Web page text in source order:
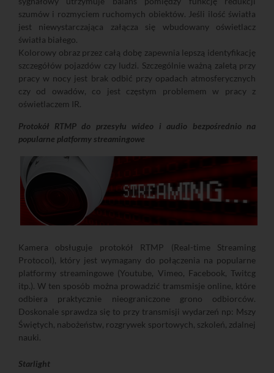
szumów i rozmyciem ruchomych obiektów. Jeśli ilość światła
jest niewystarczająca załącza się wbudowany oświetlacz
światła białego.
Kolorowy obraz przez całą dobę zapewnia lepszą identyfikację
szczegółów pojazdów czy ludzi. Szczególnie ważną zaletą przy
pracy w nocy jest brak odbić przy opadach atmosferycznych
czy od owadów, co jest częstym problemem w pracy z
oświetlaczem IR.
Protokół RTMP do przesyłu wideo i audio bezpośrednio na
popularne platformy streamingowe
Kamera obsługuje protokół RTMP (Real-time Streaming
Protocol), który jest wymagany do połączenia na popularne
platformy streamingowe (Youtube, Vimeo, Facebook, Twitcg
itp.). W ten sposób można prowadzić tramsmisje online, które
odbiera praktycznie nieograniczone grono odbiorców.
Doskonale sprawdza się to przy transmisji wydarzeń np: Mszy
Świętych, nabożeństw, rozgrywek sportowych, szkoleń, zdalnej
nauki.
Starlight